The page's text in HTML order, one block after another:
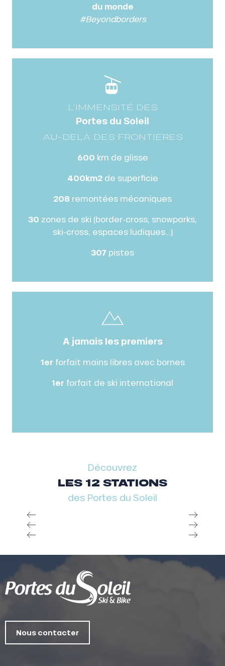
du monde
#Beyondborders
L'IMMENSITÉ DES
Portes du Soleil
AU-DELÀ DES FRONTIÈRES
600 km de glisse
400km2de superficie
208 remontées mécaniques
30 zones de ski (border-cross, snowparks,
ski-cross, espaces ludiques…)
307 pistes
A jamais les premiers
1er forfait mains libres avec bornes
1er forfait de ski international
Découvrez
LES 12 STATIONS
des Portes du Soleil
Nous contacter